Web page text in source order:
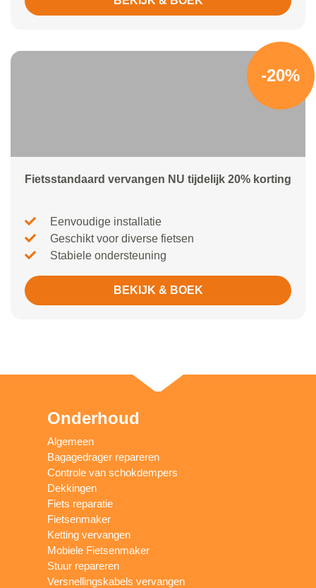
-20%
Fietsstandaard vervangen NU tijdelijk 20% korting
Eenvoudige installatie
Geschikt voor diverse fietsen
Stabiele ondersteuning
BEKIJK & BOEK
Onderhoud
Algemeen
Bagagedrager repareren
Controle van schokdempers
Dekkingen
Fiets reparatie
Fietsenmaker
Ketting vervangen
Mobiele Fietsenmaker
Stuur repareren
Versnellingskabels vervangen